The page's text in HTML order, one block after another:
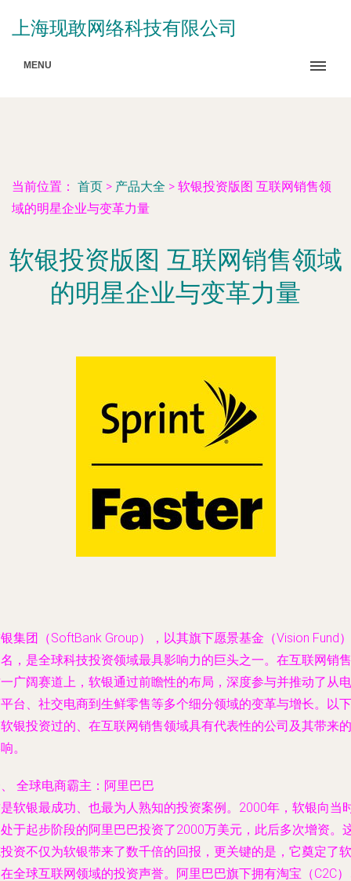
上海现敢网络科技有限公司
MENU
当前位置： 首页 > 产品大全 > 软银投资版图 互联网销售领
域的明星企业与变革力量
软银投资版图 互联网销售领域
的明星企业与变革力量
集团（SoftBank Group），以其旗下愿景基金（Vision Fund）
，是全球科技投资领域最具影响力的巨头之一。在互联网销售
广阔赛道上，软银通过前瞻性的布局，深度参与并推动了从电
台、社交电商到生鲜零售等多个细分领域的变革与增长。以下
银投资过的、在互联网销售领域具有代表性的公司及其带来的
。
全球电商霸主：阿里巴巴
软银最成功、也最为人熟知的投资案例。2000年，软银向当
于起步阶段的阿里巴巴投资了2000万美元，此后多次增资。
资不仅为软银带来了数千倍的回报，更关键的是，它奠定了软
全球互联网领域的投资声誉。阿里巴巴旗下拥有淘宝（C2C